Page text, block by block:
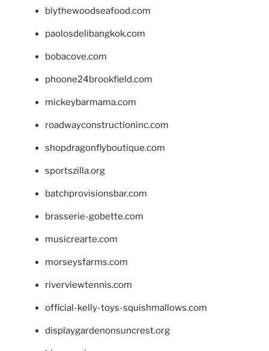
blythewoodseafood.com
paolosdelibangkok.com
bobacove.com
phoone24brookfield.com
mickeybarmama.com
roadwayconstructioninc.com
shopdragonflyboutique.com
sportszilla.org
batchprovisionsbar.com
brasserie-gobette.com
musicrearte.com
morseysfarms.com
riverviewtennis.com
official-kelly-toys-squishmallows.com
displaygardenonsuncrest.org